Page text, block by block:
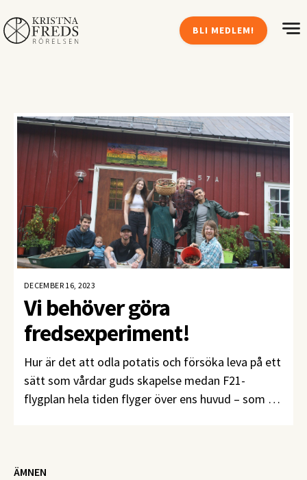
BLI MEDLEM!
DECEMBER 16, 2023
Vi behöver göra
fredsexperiment!
Hur är det att odla potatis och försöka leva på ett
sätt som vårdar guds skapelse medan F21-
flygplan hela tiden flyger över ens huvud – som en
ÄMNEN